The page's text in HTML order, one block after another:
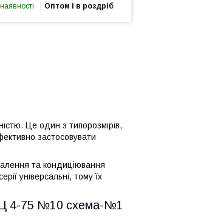
Оптом і в роздріб
Це один з типорозмірів,
застосовувати
та кондиціювання
універсальні, тому їх
ВЦ 4-75 №10 схема-№1